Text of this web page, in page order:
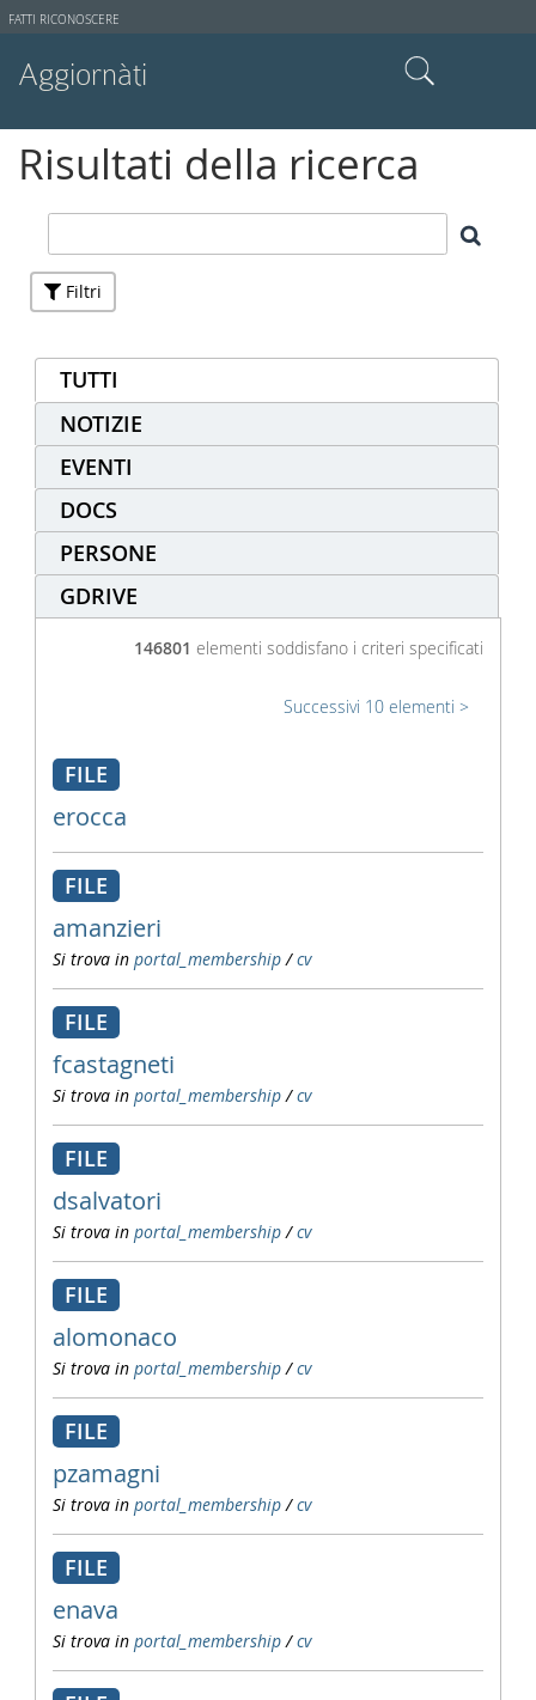
Strumenti
FATTI RICONOSCERE
Aggiornàti
Ricerca avanzata…
Risultati della ricerca
Filtri
TUTTI
NOTIZIE
EVENTI
DOCS
PERSONE
GDRIVE
146801 elementi soddisfano i criteri specificati
Successivi 10 elementi
FILE
erocca
FILE
amanzieri
Si trova in portal_membership /cv
FILE
fcastagneti
Si trova in portal_membership /cv
FILE
dsalvatori
Si trova in portal_membership /cv
FILE
alomonaco
Si trova in portal_membership /cv
FILE
pzamagni
Si trova in portal_membership /cv
FILE
enava
Si trova in portal_membership /cv